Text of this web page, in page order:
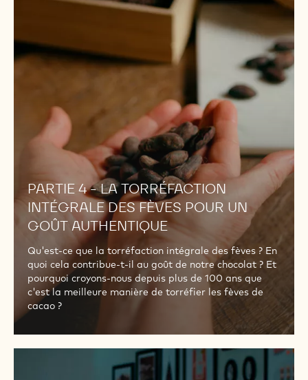
PARTIE 4 - LA TORRÉFACTION
INTÉGRALE DES FÈVES POUR UN
GOÛT AUTHENTIQUE
Qu'est-ce que la torréfaction intégrale des fèves ? En
quoi cela contribue-t-il au goût de notre chocolat ? Et
pourquoi croyons-nous depuis plus de 100 ans que
c'est la meilleure manière de torréfier les fèves de
cacao ?
-
LA
TORRÉFACTION
FÈVES
POUR
GOÛT
AUTHENTIQUE